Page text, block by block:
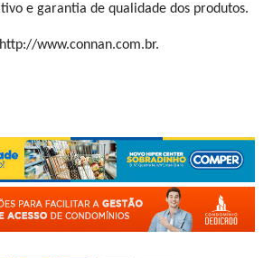
e garantia de qualidade dos produtos.
www.connan.com.br.